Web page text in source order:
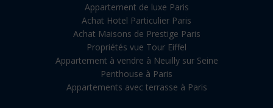
Appartement de luxe Paris
Achat Hotel Particulier Paris
Achat Maisons de Prestige Paris
Propriétés vue Tour Eiffel
Appartement à vendre à Neuilly sur Seine
Penthouse à Paris
Appartements avec terrasse à Paris